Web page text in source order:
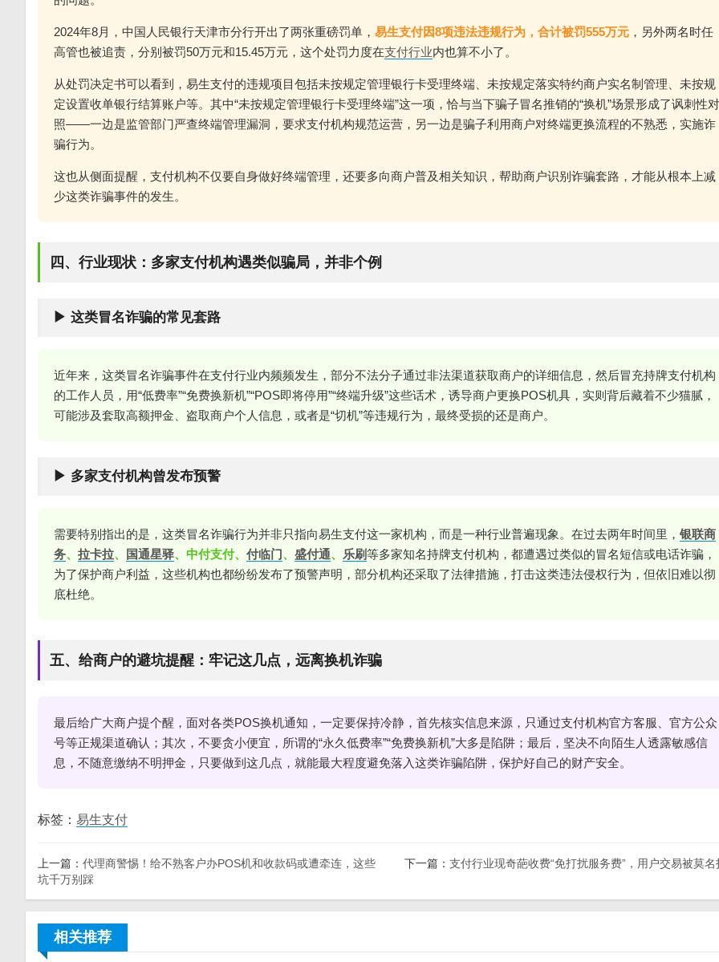
2024年8月，中国人民银行天津市分行开出了两张重磅罚单， 易生支付因8项违法违规行为，合计被罚555万元 ，另外两名时任
高管也被追责，分别被罚50万元和15.45万元，这个处罚力度在支付行业内也算不小了。
从处罚决定书可以看到，易生支付的违规项目包括未按规定管理银行卡受理终端、未按规定落实特约商户实名制管理、未按规
定设置收单银行结算账户等。其中“未按规定管理银行卡受理终端”这一项，恰与当下骗子冒名推销的“换机”场景形成了讽刺性对
照——一边是监管部门严查终端管理漏洞，要求支付机构规范运营，另一边是骗子利用商户对终端更换流程的不熟悉，实施诈
骗行为。
这也从侧面提醒，支付机构不仅要自身做好终端管理，还要多向商户普及相关知识，帮助商户识别诈骗套路，才能从根本上减
少这类诈骗事件的发生。
四、行业现状：多家支付机构遇类似骗局，并非个例
▶ 这类冒名诈骗的常见套路
近年来，这类冒名诈骗事件在支付行业内频频发生，部分不法分子通过非法渠道获取商户的详细信息，然后冒充持牌支付机构
的工作人员，用“低费率”“免费换新机”“POS即将停用”“终端升级”这些话术，诱导商户更换POS机具，实则背后藏着不少猫腻，
可能涉及套取高额押金、盗取商户个人信息，或者是“切机”等违规行为，最终受损的还是商户。
▶ 多家支付机构曾发布预警
需要特别指出的是，这类冒名诈骗行为并非只指向易生支付这一家机构，而是一种行业普遍现象。在过去两年时间里， 银联商
务、 拉卡拉、 国通星驿、中付支付、 付临门、 盛付通、 乐刷等多家知名持牌支付机构，都遭遇过类似的冒名短信或电话诈骗，
为了保护商户利益，这些机构也都纷纷发布了预警声明，部分机构还采取了法律措施，打击这类违法侵权行为，但依旧难以彻
底杜绝。
五、给商户的避坑提醒：牢记这几点，远离换机诈骗
最后给广大商户提个醒，面对各类POS换机通知，一定要保持冷静，首先核实信息来源，只通过支付机构官方客服、官方公众
号等正规渠道确认；其次，不要贪小便宜，所谓的“永久低费率”“免费换新机”大多是陷阱；最后，坚决不向陌生人透露敏感信
息，不随意缴纳不明押金，只要做到这几点，就能最大程度避免落入这类诈骗陷阱，保护好自己的财产安全。
标签： 易生支付
上一篇： 代理商警惕！给不熟客户办POS机和收款码或遭牵连，这些
坑千万别踩
下一篇： 支付行业现奇葩收费“免打扰服务费”，用户交易被莫名
相关推荐